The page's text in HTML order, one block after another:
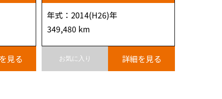
見る
年式：2014(H26)年
349,480 km
お気に入り 詳細を見る